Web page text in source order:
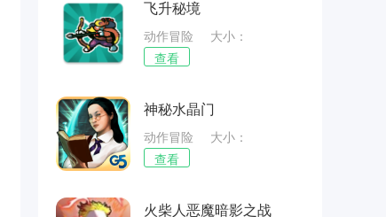
飞升秘境
动作冒险
大小：
43.77MB
查看
神秘水晶门
动作冒险
大小：
20.74MB
查看
火柴人恶魔暗影之战